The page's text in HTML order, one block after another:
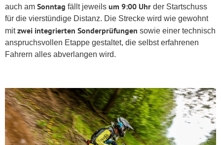
auch am Sonntag fällt jeweils um 9:00 Uhr der Startschuss
für die vierstündige Distanz. Die Strecke wird wie gewohnt
mitzwei integrierten Sonderprüfungen sowie einer technisch
anspruchsvollen Etappe gestaltet, die selbst erfahrenen
Fahrern alles abverlangen wird.